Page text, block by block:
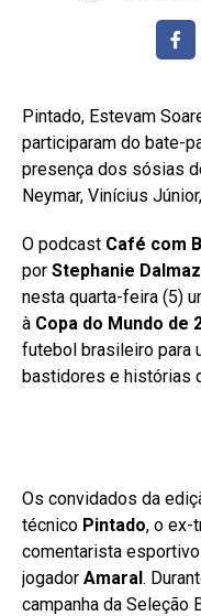
Pintado, Estevam
participaram do bate-
presença dos sósias
Neymar, Vinícius
O podcast Café com
por Stephanie
nesta quarta-feira (5)
à Copa do Mundo de
futebol brasileiro para
bastidores e histórias
Os convidados da
técnico Pintado, o ex-
comentarista esportivo
jogador Amaral.
campanha da Seleção